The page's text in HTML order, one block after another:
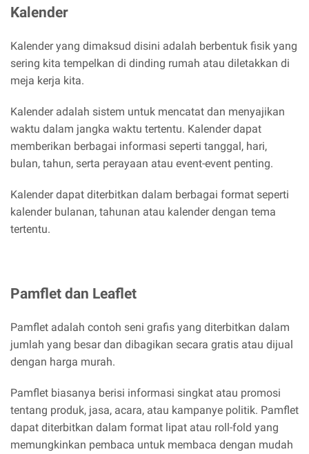
Kalender
Kalender yang dimaksud disini adalah berbentuk fisik yang
sering kita tempelkan di dinding rumah atau diletakkan di
meja kerja kita.
Kalender adalah sistem untuk mencatat dan menyajikan
waktu dalam jangka waktu tertentu. Kalender dapat
memberikan berbagai informasi seperti tanggal, hari,
bulan, tahun, serta perayaan atau event-event penting.
Kalender dapat diterbitkan dalam berbagai format seperti
kalender bulanan, tahunan atau kalender dengan tema
tertentu.
Pamflet dan Leaflet
Pamflet adalah contoh seni grafis yang diterbitkan dalam
jumlah yang besar dan dibagikan secara gratis atau dijual
dengan harga murah.
Pamflet biasanya berisi informasi singkat atau promosi
tentang produk, jasa, acara, atau kampanye politik. Pamflet
dapat diterbitkan dalam format lipat atau roll-fold yang
memungkinkan pembaca untuk membaca dengan mudah